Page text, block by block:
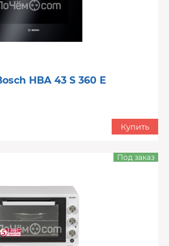
HBA 43 S 360 E
Купить
Под заказ